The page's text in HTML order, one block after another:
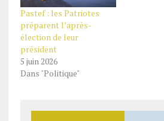
Pastef : les Patriotes
préparent l’après-
élection de leur
président
5 juin 2026
Dans "Politique"